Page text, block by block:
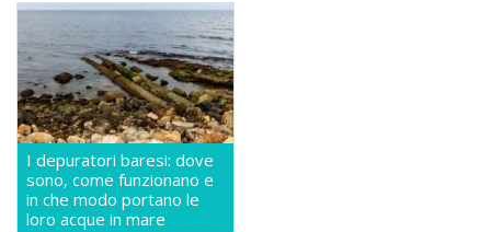
I depuratori baresi: dove
sono, come funzionano e
in che modo portano le
loro acque in mare